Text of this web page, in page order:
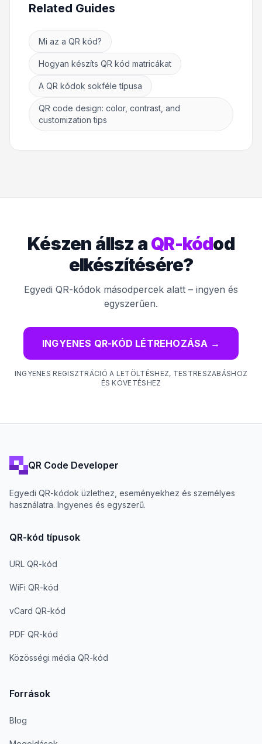
Related Guides
Mi az a QR kód?
Hogyan készíts QR kód matricákat
A QR kódok sokféle típusa
QR code design: color, contrast, and
customization tips
Készen állsz aQR-kódod
elkészítésére?
Egyedi QR-kódok másodpercek alatt – ingyen és
egyszerűen.
INGYENES QR-KÓD LÉTREHOZÁSA →
INGYENES REGISZTRÁCIÓ A LETÖLTÉSHEZ, TESTRESZABÁSHOZ
ÉS KÖVETÉSHEZ
QR Code Developer
Egyedi QR-kódok üzlethez, eseményekhez és személyes
használatra. Ingyenes és egyszerű.
QR-kód típusok
URL QR-kód
WiFi QR-kód
vCard QR-kód
PDF QR-kód
Közösségi média QR-kód
Források
Blog